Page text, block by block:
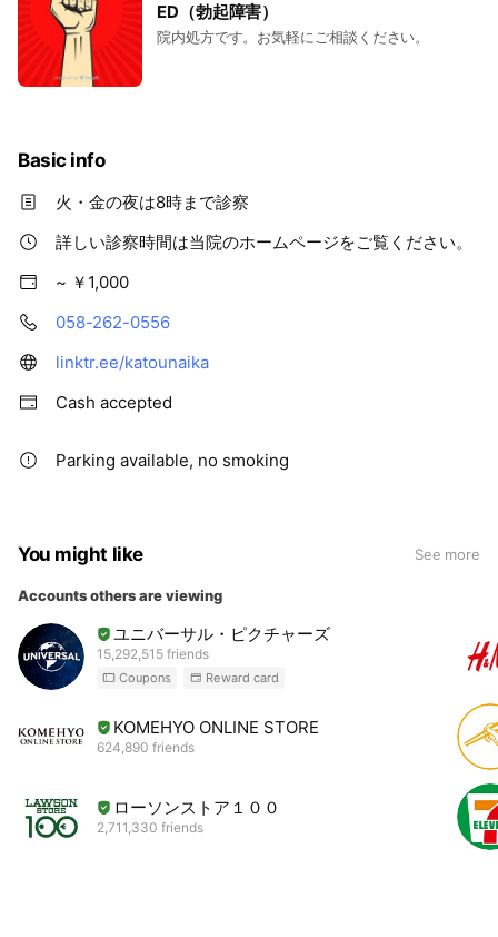
ED（勃起障害）
院内処方です。お気軽にご相談ください。
Basic info
火・金の夜は8時まで診察
詳しい診察時間は当院のホームページをご覧ください。
~ ￥1,000
058-262-0556
linktr.ee/katounaika
Cash accepted
Parking available, no smoking
You might like See more
Accounts others are viewing
ユニバーサル・ピクチャーズ
15,292,515 friends
Coupons Reward card
KOMEHYO ONLINE STORE
624,890 friends
ローソンストア１００
2,711,330 friends